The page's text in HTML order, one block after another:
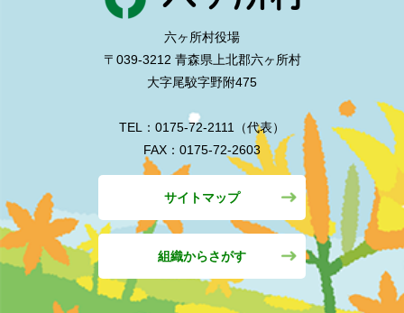
六ヶ所村役場
〒039-3212 青森県上北郡六ヶ所村
大字尾駮字野附475
TEL：0175-72-2111（代表）
FAX：0175-72-2603
サイトマップ
組織からさがす